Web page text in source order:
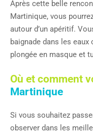
Après cette belle
Martinique, vous
autour d’un apéritif.
baignade dans les
plongée en masque et
Où et comment
Martinique
Si vous souhaitez
observer dans les